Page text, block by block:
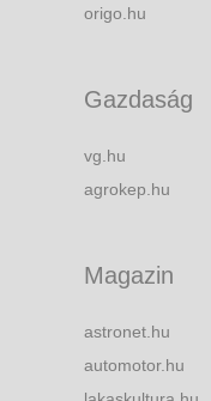
origo.hu
Gazdaság
vg.hu
agrokep.hu
Magazin
astronet.hu
automotor.hu